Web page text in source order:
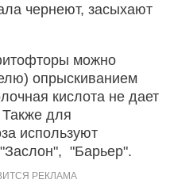
чернеют, засыхают
можно
опрыскиванием
кислота не дает
Также для
используют
"Барьер".